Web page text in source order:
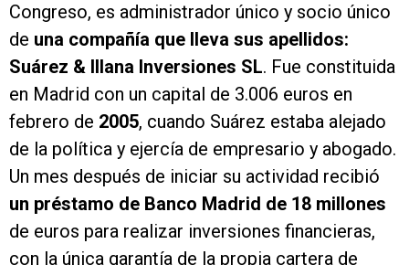
Congreso, es administrador único y socio único
de una compañía que lleva sus apellidos:
Suárez & Illana Inversiones SL. Fue constituida
en Madrid con un capital de 3.006 euros en
febrero de 2005, cuando Suárez estaba alejado
de la política y ejercía de empresario y abogado.
Un mes después de iniciar su actividad recibió
un préstamo de Banco Madrid de 18 millones
de euros para realizar inversiones financieras,
con la única garantía de la propia cartera de